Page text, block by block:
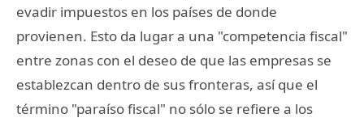
evadir impuestos en los países de donde
provienen. Esto da lugar a una "competencia fiscal"
entre zonas con el deseo de que las empresas se
establezcan dentro de sus fronteras, así que el
término "paraíso fiscal" no sólo se refiere a los